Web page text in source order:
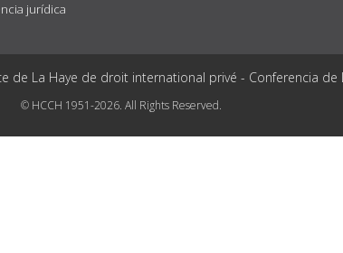
jurídica
de La Haye de droit international privé - Conferencia
© HCCH 1951-2026. All Rights Reserved.